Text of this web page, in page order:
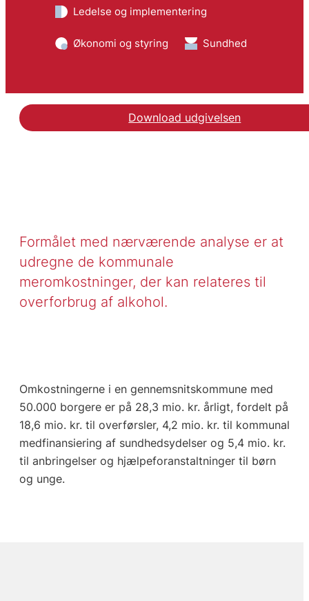
Ledelse og implementering
Økonomi og styring Sundhed
Download udgivelsen
Formålet med nærværende analyse er at
udregne de kommunale
meromkostninger, der kan relateres til
overforbrug af alkohol.
Omkostningerne i en gennemsnitskommune med
50.000 borgere er på 28,3 mio. kr. årligt, fordelt på
18,6 mio. kr. til overførsler, 4,2 mio. kr. til kommunal
medfinansiering af sundhedsydelser og 5,4 mio. kr.
til anbringelser og hjælpeforanstaltninger til børn
og unge.